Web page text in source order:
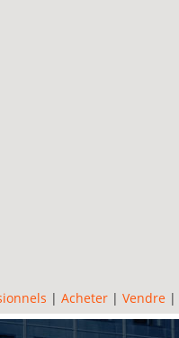
| Acheter | Vendre |